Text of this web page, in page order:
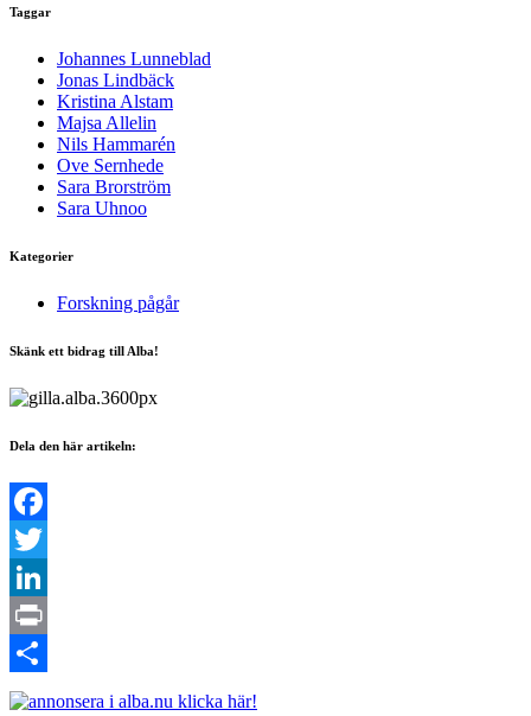
Taggar
Johannes Lunneblad
Jonas Lindbäck
Kristina Alstam
Majsa Allelin
Nils Hammarén
Ove Sernhede
Sara Brorström
Sara Uhnoo
Kategorier
Forskning pågår
Skänk ett bidrag till Alba!
Dela den här artikeln:
Facebook
Twitter
LinkedIn
Print
Dela